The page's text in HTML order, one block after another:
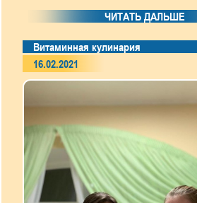
ЧИТАТЬ ДАЛЬШЕ
Витаминная кулинария
16.02.2021